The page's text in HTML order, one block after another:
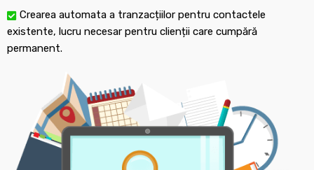
Crearea automata a tranzacțiilor pentru contactele
existente, lucru necesar pentru clienții care cumpără
permanent.